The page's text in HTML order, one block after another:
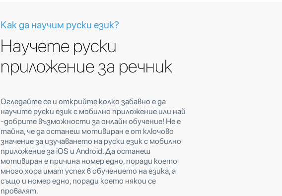
Как да научим руски език?
Научете руски
приложение за речник
Огледайте се и открийте колко забавно е да
научите руски език с мобилно приложение или най
-добрите възможности за онлайн обучение! Не е
тайна, че да останеш мотивиран е от ключово
значение за изучаването на руски език с мобилно
приложение за iOS и Android. Да останеш
мотивиран е причина номер едно, поради което
много хора имат успех в обучението на езика, а
също и номер едно, поради което някои се
провалят.